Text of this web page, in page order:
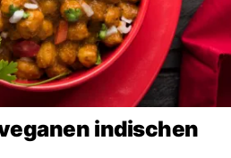
indischen